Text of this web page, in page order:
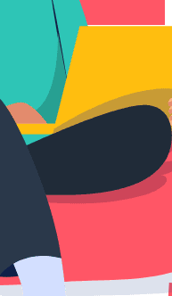
las
para tu